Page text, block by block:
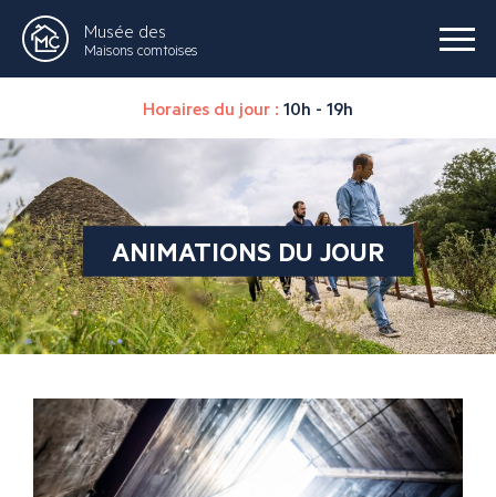
Musée des
Maisons comtoises
Horaires du jour : 10h - 19h
ANIMATIONS DU JOUR